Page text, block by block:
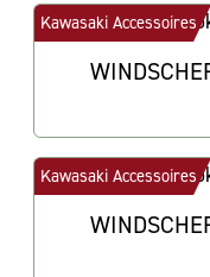
Kawasaki Accessoires
Kawasaki Accessoires